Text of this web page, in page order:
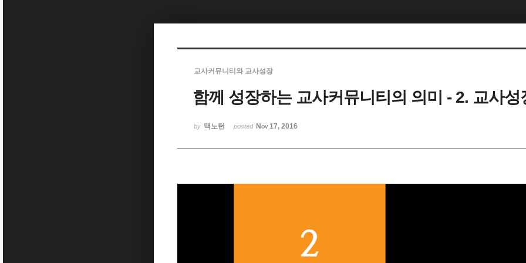
교사커뮤니티와 교사성장
함께 성장하는 교사커뮤니티의 의미 - 2. 교사성
by 맥노턴 posted Nov 17, 2016
Sketchbook5, 스케치북5
Sketchbook5, 스케치북5